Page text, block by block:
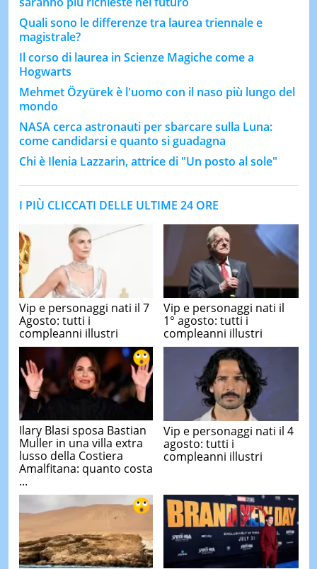
Quali sono le differenze tra laurea triennale e
magistrale?
Il corso di laurea in Scienze Magiche come a
Hogwarts
Mehmet Özyürek è l'uomo con il naso più lungo del
mondo
NASA cerca astronauti per sbarcare sulla Luna:
come candidarsi e quanto si guadagna
Chi è Ilenia Lazzarin, attrice di "Un posto al sole"
I PIÙ CLICCATI DELLE ULTIME 24 ORE
Vip e personaggi nati il 7
Agosto: tutti i
compleanni illustri
Vip e personaggi nati il
1° agosto: tutti i
compleanni illustri
Ilary Blasi sposa Bastian
Muller in una villa extra
lusso della Costiera
Amalfitana: quanto costa
...
Vip e personaggi nati il 4
agosto: tutti i
compleanni illustri